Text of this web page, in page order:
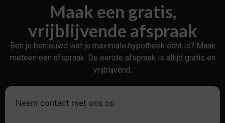
Maak een gratis,
vrijblijvende afspraak
Ben je benieuwd wat je maximale hypotheek écht is? Maak
meteen een afspraak. De eerste afspraak is altijd gratis en
vrijblijvend.
Neem contact met ons op